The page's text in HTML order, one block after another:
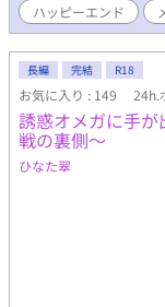
ハッピーエンド
長編 完結 R18
お気に入り : 149 24h.
誘惑オメガに手
戦の裏側～
ひなた翠